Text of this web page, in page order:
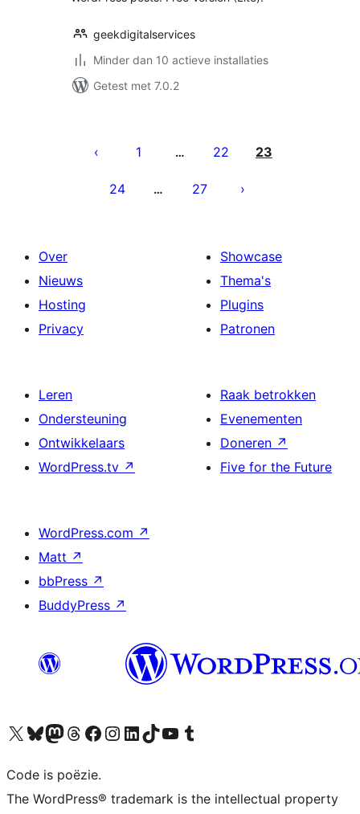
geekdigitalservices
Minder dan 10 actieve installaties
Getest met 7.0.2
paginering
1 … 22 23
24 … 27
Over
Nieuws
Hosting
Privacy
Showcase
Thema's
Plugins
Patronen
Leren
Ondersteuning
Ontwikkelaars
WordPress.tv ↗
Raak betrokken
Evenementen
Doneren ↗
Five for the Future
WordPress.com ↗
Matt ↗
bbPress ↗
BuddyPress ↗
Bezoek ons X (voorheen Twitter) account
Bezoek ons Bluesky account
Bezoek ons Mastodon account
Bezoek ons Threads account
Onze Facebook pagina bezoeken
Bezoek ons Instagram account
Bezoek ons LinkedIn account
Bezoek ons TikTok account
Bezoek ons YouTube kanaalBezoek ons Tumblr account
Code is poëzie.
The WordPress® trademark is the intellectual property